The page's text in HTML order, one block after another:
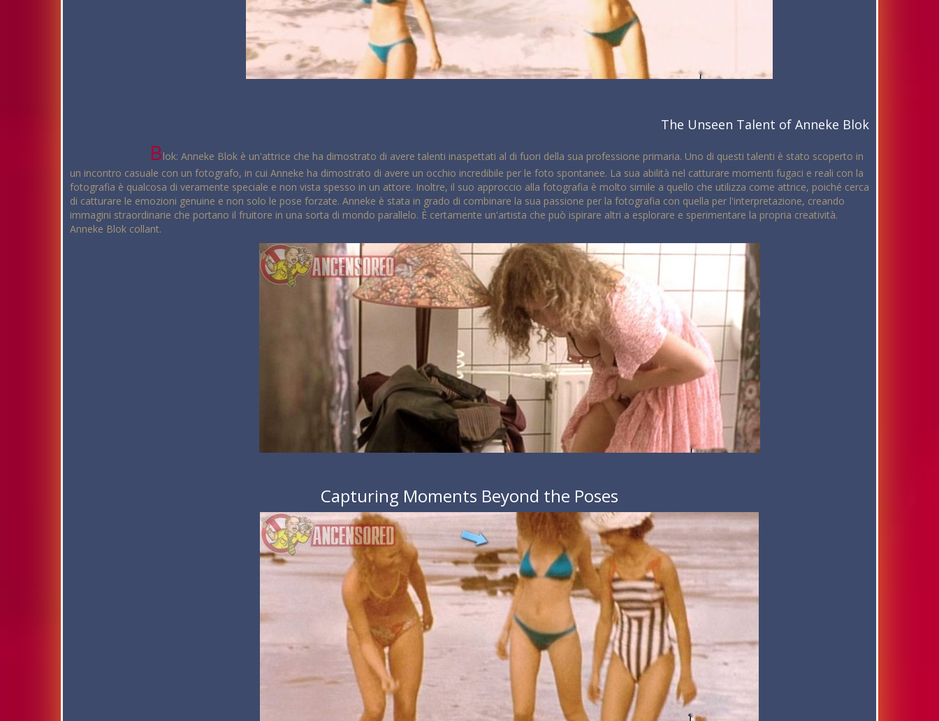
The Unseen Talent of Anneke Blok
Blok: Anneke Blok è un'attrice che ha dimostrato di avere talenti inaspettati al di fuori della sua professione primaria. Uno di questi talenti è stato scoperto in
un incontro casuale con un fotografo, in cui Anneke ha dimostrato di avere un occhio incredibile per le foto spontanee. La sua abilità nel catturare momenti fugaci e reali con la
fotografia è qualcosa di veramente speciale e non vista spesso in un attore. Inoltre, il suo approccio alla fotografia è molto simile a quello che utilizza come attrice, poiché cerca
di catturare le emozioni genuine e non solo le pose forzate. Anneke è stata in grado di combinare la sua passione per la fotografia con quella per l'interpretazione, creando
immagini straordinarie che portano il fruitore in una sorta di mondo parallelo. È certamente un'artista che può ispirare altri a esplorare e sperimentare la propria creatività.
Anneke Blok collant.
Capturing Moments Beyond the Poses